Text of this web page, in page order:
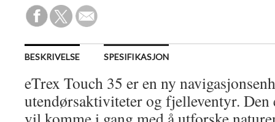
BESKRIVELSE SPESIFIKASJON
eTrex Touch 35 er en ny
utendørsaktiviteter og fjelleventyr.